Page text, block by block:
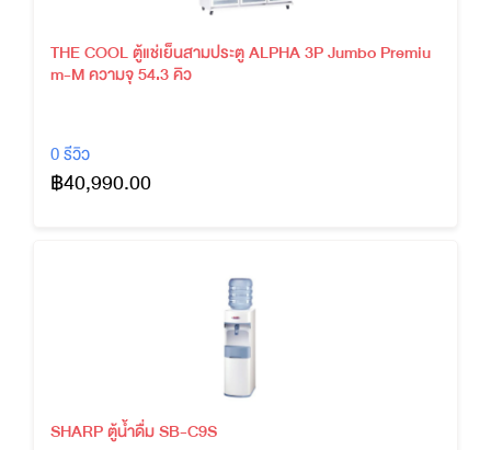
THE COOL ตู้แช่เย็นสามประตู ALPHA 3P Jumbo Premiu
m-M ความจุ 54.3 คิว
0 รีวิว
฿40,990.00
SHARP ตู้น้ำดื่ม SB-C9S